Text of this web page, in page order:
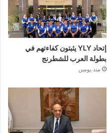
إتحاد YLY يثبتون كفاءتهم في
بطولة العرب للشطرنج
منذ يومين